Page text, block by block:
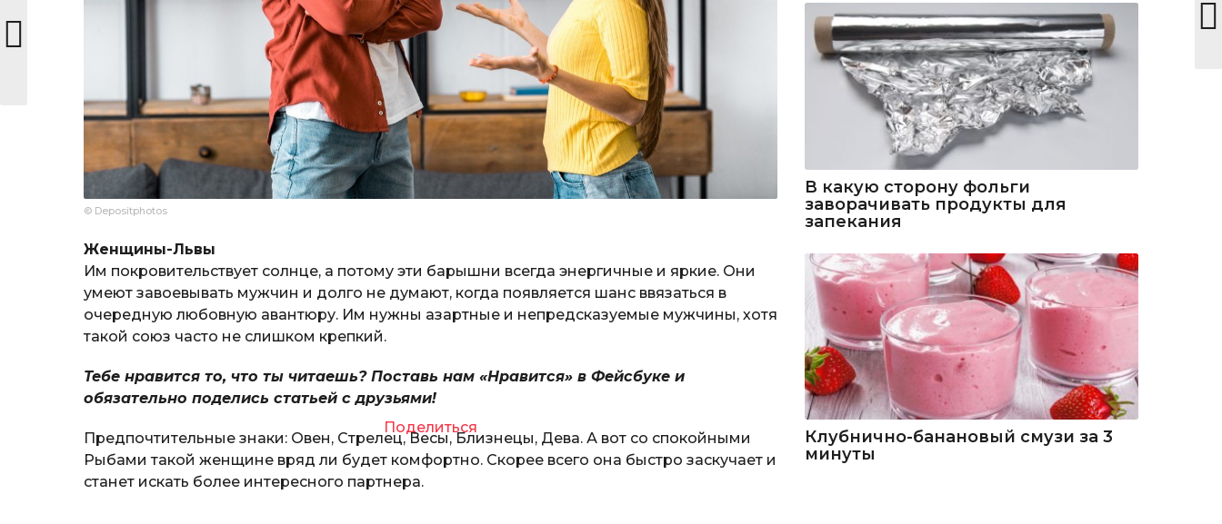
© Depositphotos
Женщины-Львы
Им покровительствует солнце, а потому эти барышни всегда энергичные и яркие. Они
умеют завоевывать мужчин и долго не думают, когда появляется шанс ввязаться в
очередную любовную авантюру. Им нужны азартные и непредсказуемые мужчины, хотя
такой союз часто не слишком крепкий.
Тебе нравится то, что ты читаешь? Поставь нам «Нравится» в Фейсбуке и
обязательно поделись статьей с друзьями!
Поделиться
Предпочтительные знаки: Овен, Стрелец, Весы, Близнецы, Дева. А вот со спокойными
Рыбами такой женщине вряд ли будет комфортно. Скорее всего она быстро заскучает и
станет искать более интересного партнера.
В какую сторону фольги
заворачивать продукты для
запекания
Клубнично-банановый смузи за 3
минуты